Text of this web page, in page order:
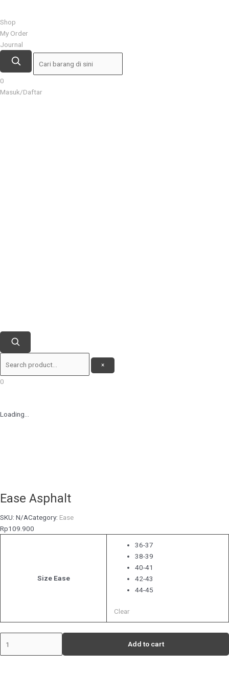
Shop
My Order
Journal
0
Masuk/Daftar
×
0
Loading...
Ease Asphalt
SKU: N/ACategory: Ease
Rp109.900
Size Ease
36-37
38-39
40-41
42-43
44-45
Clear
Add to cart